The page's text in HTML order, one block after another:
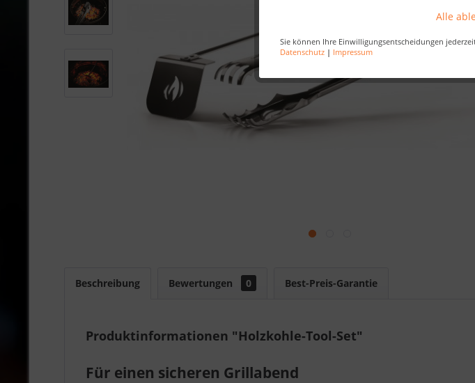
Alle
Sie können Ihre Einwilligungsentscheidungen
Datenschutz | Impressum
Beschreibung Bewertungen 0 Best-Preis-Garantie
Produktinformationen "Holzkohle-Tool-Set"
Für einen sicheren Grillabend